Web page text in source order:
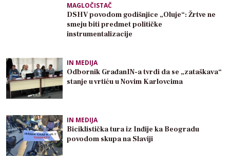
MAGLOČISTAČ
DSHV povodom godišnjice „Oluje“: Žrtve ne
smeju biti predmet političke
instrumentalizacije
IN MEDIJA
Odbornik GrađanIN-a tvrdi da se „zataškava“
stanje u vrtiću u Novim Karlovcima
IN MEDIJA
Biciklistička tura iz Inđije ka Beogradu
povodom skupa na Slaviji